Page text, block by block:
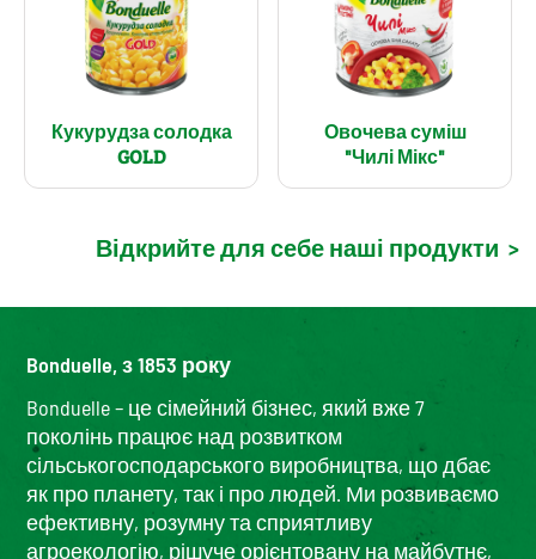
Кукурудза солодка
GOLD
Овочева суміш
"Чилі Мікс"
Відкрийте для себе наші продукти >
Bonduelle, з 1853 року
Bonduelle – це сімейний бізнес, який вже 7
поколінь працює над розвитком
сільськогосподарського виробництва, що дбає
як про планету, так і про людей. Ми розвиваємо
ефективну, розумну та сприятливу
агроекологію, рішуче орієнтовану на майбутнє,